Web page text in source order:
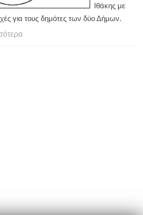
Ιθάκης με
για τους δημότες των δύο Δήμων.